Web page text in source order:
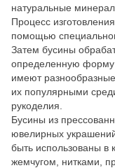
натуральные
Процесс
помощью
Затем бусины
определенную форму
имеют
их популярными
рукоделия.
Бусины из
ювелирных
быть использованы в
жемчугом, нитками,